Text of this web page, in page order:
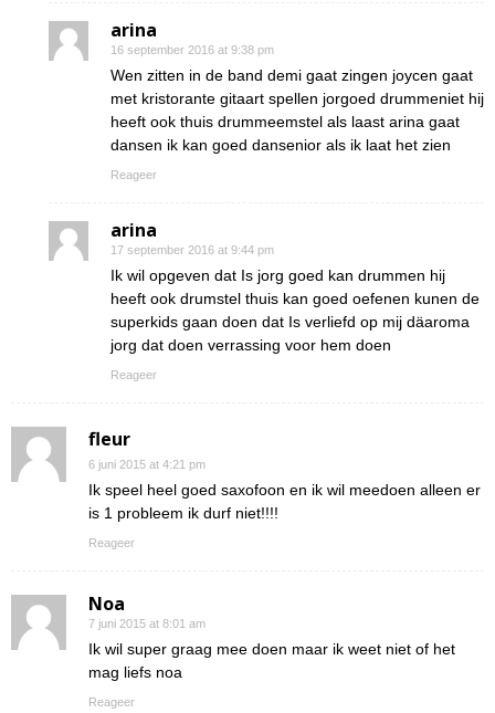
arina
16 september 2016 at 9:38 pm
Wen zitten in de band demi gaat zingen joycen gaat
met kristorante gitaart spellen jorgoed drummeniet hij
heeft ook thuis drummeemstel als laast arina gaat
dansen ik kan goed dansenior als ik laat het zien
Reageer
arina
17 september 2016 at 9:44 pm
Ik wil opgeven dat Is jorg goed kan drummen hij
heeft ook drumstel thuis kan goed oefenen kunen de
superkids gaan doen dat Is verliefd op mij däaroma
jorg dat doen verrassing voor hem doen
Reageer
fleur
6 juni 2015 at 4:21 pm
Ik speel heel goed saxofoon en ik wil meedoen alleen er
is 1 probleem ik durf niet!!!!
Reageer
Noa
7 juni 2015 at 8:01 am
Ik wil super graag mee doen maar ik weet niet of het
mag liefs noa
Reageer